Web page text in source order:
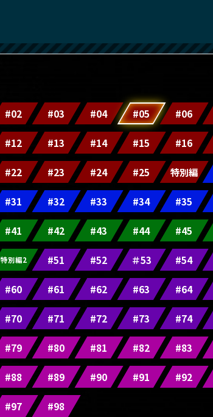
#02 #03 #04 #05 #06
#12 #13 #14 #15 #16
#22 #23 #24 #25 特別編
#31 #32 #33 #34 #35
#41 #42 #43 #44 #45
特別編2 #51 #52 ＃53 #54
#60 #61 #62 #63 #64
#70 #71 #72 #73 #74
#79 #80 #81 #82 #83
#88 #89 #90 #91 #92
#97 #98